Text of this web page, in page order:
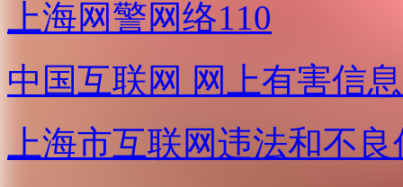
上海网警网络110
中国互联网 网上有害信
上海市互联网违法和不